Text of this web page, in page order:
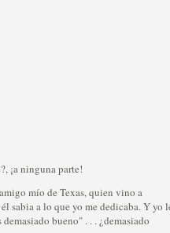
¡a ninguna parte!
mío de Texas, quien vino a
sabia a lo que yo me dedicaba. Y yo
bueno" . . . ¿demasiado